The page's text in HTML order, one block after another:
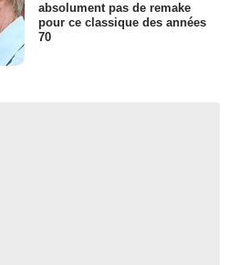
absolument pas de remake
pour ce classique des années
70